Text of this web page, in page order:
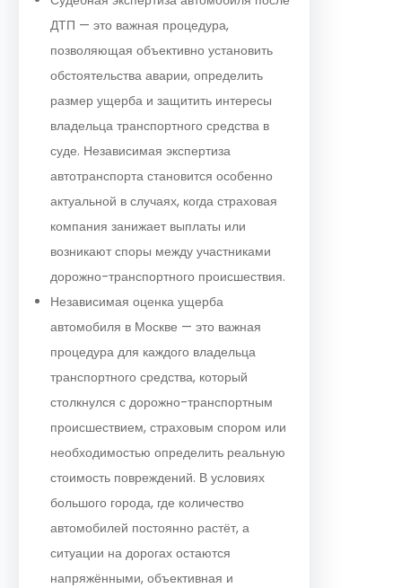
ДТП — это важная процедура,
позволяющая объективно установить
обстоятельства аварии, определить
размер ущерба и защитить интересы
владельца транспортного средства в
суде. Независимая экспертиза
автотранспорта становится особенно
актуальной в случаях, когда страховая
компания занижает выплаты или
возникают споры между участниками
дорожно-транспортного происшествия.
Независимая оценка ущерба
автомобиля в Москве — это важная
процедура для каждого владельца
транспортного средства, который
столкнулся с дорожно-транспортным
происшествием, страховым спором или
необходимостью определить реальную
стоимость повреждений. В условиях
большого города, где количество
автомобилей постоянно растёт, а
ситуации на дорогах остаются
напряжёнными, объективная и